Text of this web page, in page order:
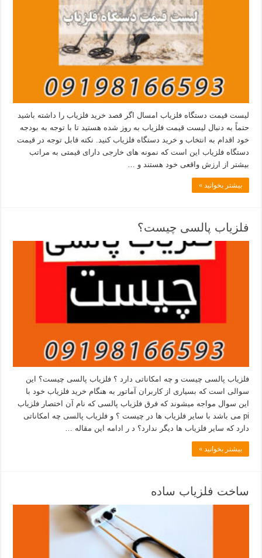
لیست قیمت دستگاه فلزیاب امسال اگر قصد خرید فلزیاب را داشته باشید
حتماً به دنبال لیست قیمت فلزیاب به روز شده هستید تا با توجه به بودجه
خود اقدام به انتخاب و خرید دستگاه فلزیاب کنید. نکته قابل توجه در قیمت
دستگاه فلزیاب این است که نمونه های خارجی دارای قیمتی به مراتب
بیشتر از ارزش واقعی خود هستند و …
بیشتر بخوانید »
فلزیاب پالسی چیست؟
فلزیاب پالسی چیست و چه امکاناتی دارد ؟ فلزیاب پالسی چیست؟ این
سوالی است که بسیاری از کاربران آماتور به هنگام خرید فلزیاب خود با
این سوال مواجه میشوند که فرق فلزیاب پالسی که نام آن اختصار فلزیاب
pi می باشد با سایر فلزیاب ها در چیست ؟ و فلزیاب پالسی چه امکاناتی
دارد که سایر فلزیاب ها دیگر ندارد؟ د ر ادامه این مقاله …
بیشتر بخوانید »
ساخت فلزیاب ساده